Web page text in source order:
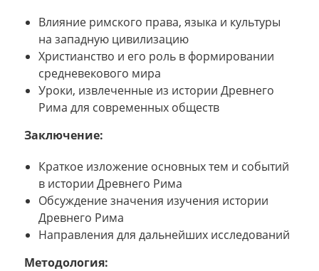
Влияние римского права, языка и культуры
на западную цивилизацию
Христианство и его роль в формировании
средневекового мира
Уроки, извлеченные из истории Древнего
Рима для современных обществ
Заключение:
Краткое изложение основных тем и событий
в истории Древнего Рима
Обсуждение значения изучения истории
Древнего Рима
Направления для дальнейших исследований
Методология: